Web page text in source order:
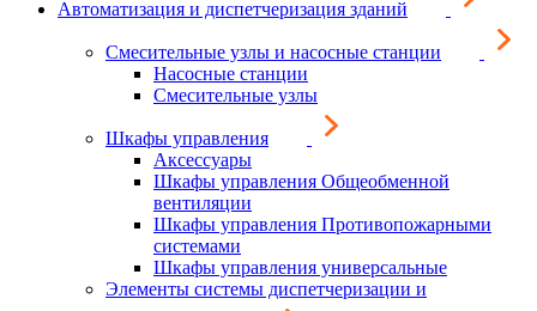
Автоматизация и диспетчеризация зданий
Смесительные узлы и насосные станции
Насосные станции
Смесительные узлы
Шкафы управления
Аксессуары
Шкафы управления Общеобменной
вентиляции
Шкафы управления Противопожарными
системами
Шкафы управления универсальные
Элементы системы диспетчеризации и